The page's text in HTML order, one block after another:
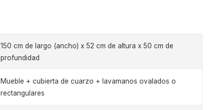
150 cm de largo (ancho) x 52 cm de altura x 50 cm de
profundidad
Mueble + cubierta de cuarzo + lavamanos ovalados o
rectangulares